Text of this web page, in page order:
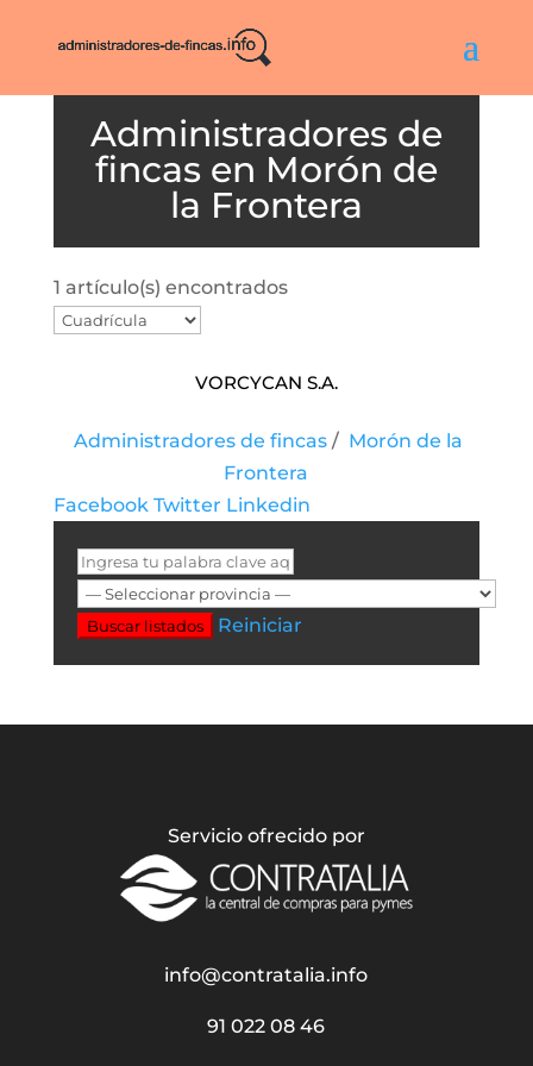
Morón de
la Frontera
1 artículo(s) encontrados
Vorcycan S.A.
Administradores de fincas / Morón de la
Frontera
Facebook Twitter Linkedin
Buscar listados Reiniciar
Servicio ofrecido por
info@contratalia.info
91 022 08 46